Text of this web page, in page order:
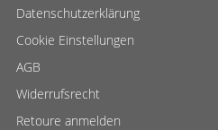
Datenschutzerklärung
Cookie Einstellungen
AGB
Widerrufsrecht
Retoure anmelden